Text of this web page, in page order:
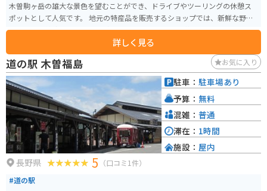
木曽駒ヶ岳の雄大な景色を望むことができ、ドライブやツーリングの休憩ス
ポットとして人気です。 地元の特産品を販売するショップでは、新鮮な野菜
や果物、木曽漆器、木工品など、お土産に最適なものが揃っています。レスト
ランでは、地元産の食材を使った郷土料理や、信州そばなどが味わえます。
バイクで訪れる場合、道の駅には広い駐車場が完備されているので安心で
す。また、周辺には、木曽駒ヶ岳ロープウェイや、寝覚の床など、観光スポッ
トも点在しているので、ツーリングの拠点としても最適です。
詳しく見る
道の駅 木曽福島 お気に入り
長野県 5 （口コミ1件）
#道の駅
駐車： 駐車場あり
予算： 無料
混雑： 普通
滞在： 1時間
施設： 屋内